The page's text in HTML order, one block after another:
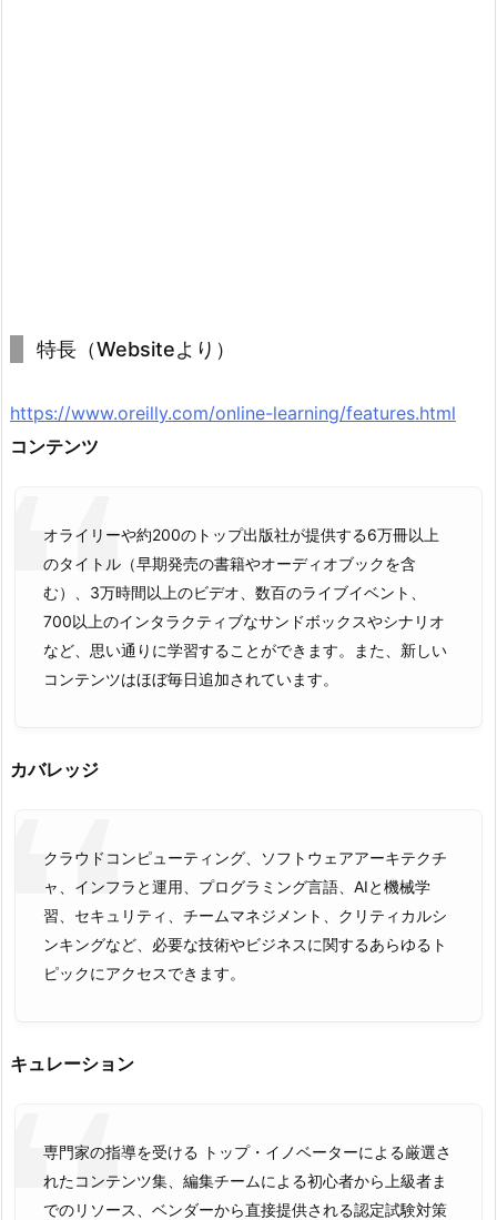
特長（Websiteより）
https://www.oreilly.com/online-learning/features.html
コンテンツ
オライリーや約200のトップ出版社が提供する6万冊以上
のタイトル（早期発売の書籍やオーディオブックを含
む）、3万時間以上のビデオ、数百のライブイベント、
700以上のインタラクティブなサンドボックスやシナリオ
など、思い通りに学習することができます。また、新しい
コンテンツはほぼ毎日追加されています。
カバレッジ
クラウドコンピューティング、ソフトウェアアーキテクチ
ャ、インフラと運用、プログラミング言語、AIと機械学
習、セキュリティ、チームマネジメント、クリティカルシ
ンキングなど、必要な技術やビジネスに関するあらゆるト
ピックにアクセスできます。
キュレーション
専門家の指導を受ける トップ・イノベーターによる厳選さ
れたコンテンツ集、編集チームによる初心者から上級者ま
でのリソース、ベンダーから直接提供される認定試験対策